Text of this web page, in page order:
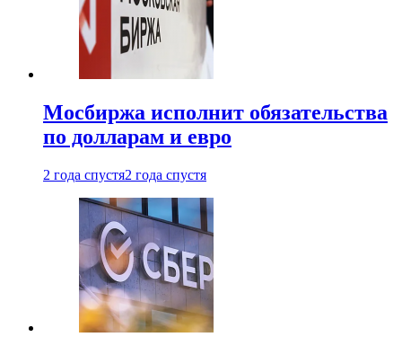
Мосбиржа исполнит обязательства
по долларам и евро
2 года спустя2 года спустя